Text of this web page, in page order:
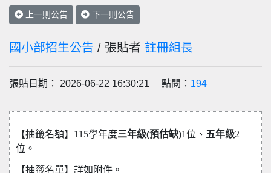
上一則公告 下一則公告
國小部招生公告 / 張貼者 註冊組長
張貼日期： 2026-06-22 16:30:21 點閱： 194
【抽籤名額】115學年度三年級(預估缺)1位、 五年級2
位。
【抽籤名單】詳如附件。